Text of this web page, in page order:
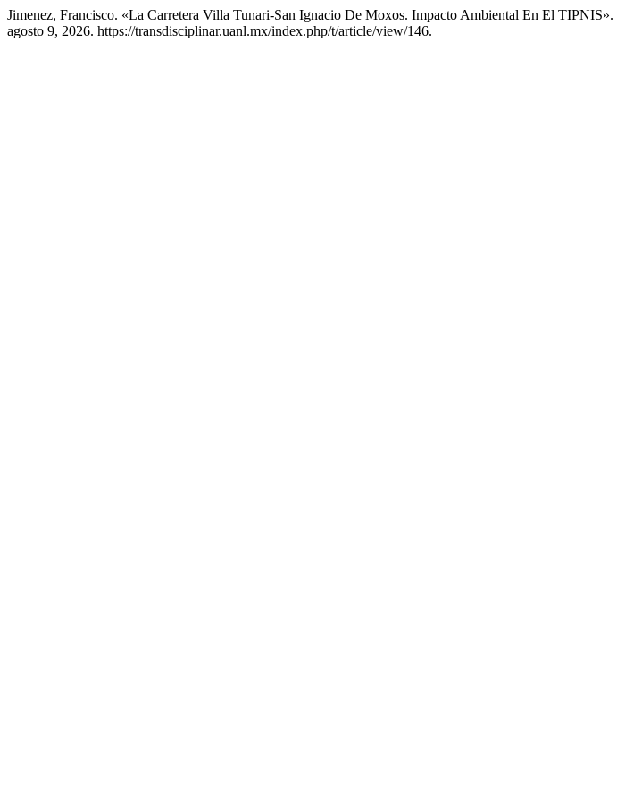
Jimenez, Francisco. «La Carretera Villa Tunari-San Ignacio De Moxos. Impacto Ambiental En El TIPNIS».
agosto 9, 2026. https://transdisciplinar.uanl.mx/index.php/t/article/view/146.